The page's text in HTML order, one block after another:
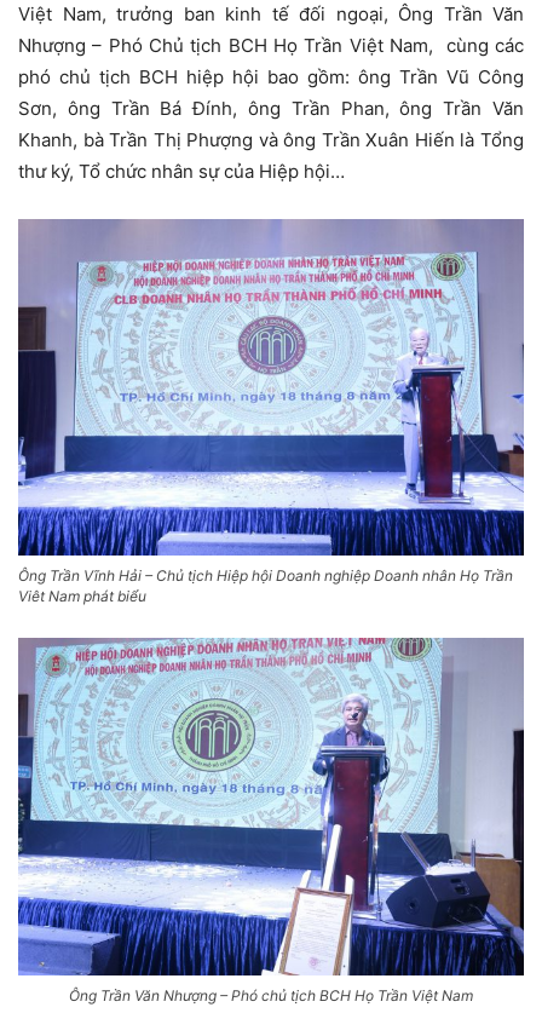
Việt Nam, trưởng ban kinh tế đối ngoại, Ông Trần Văn
Nhượng – Phó Chủ tịch BCH Họ Trần Việt Nam, cùng các
phó chủ tịch BCH hiệp hội bao gồm: ông Trần Vũ Công
Sơn, ông Trần Bá Đính, ông Trần Phan, ông Trần Văn
Khanh, bà Trần Thị Phượng và ông Trần Xuân Hiến là Tổng
thư ký, Tổ chức nhân sự của Hiệp hội…
Ông Trần Vĩnh Hải – Chủ tịch Hiệp hội Doanh nghiệp Doanh nhân Họ Trần
Viêt Nam phát biểu
Ông Trần Văn Nhượng – Phó chủ tịch BCH Họ Trần Việt Nam